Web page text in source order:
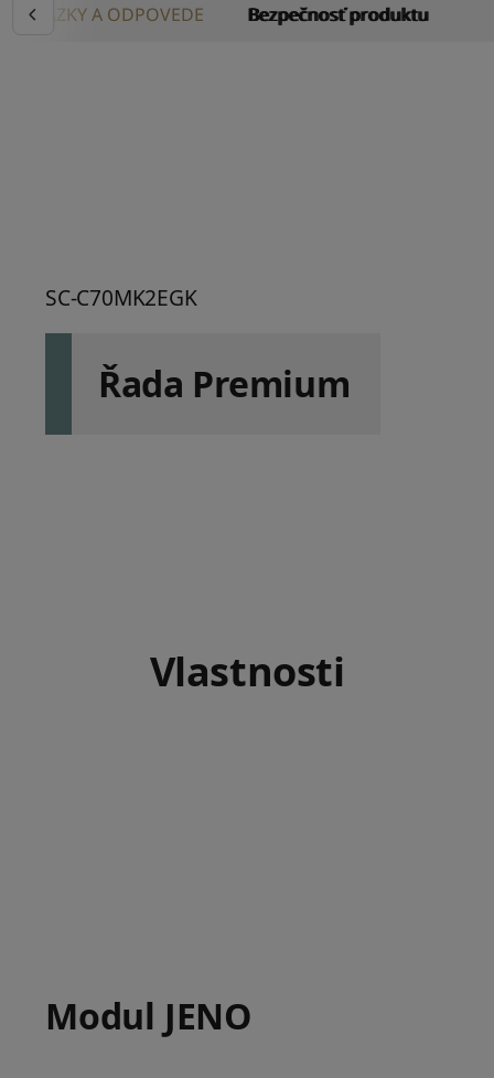
OTÁZKY A ODPOVEDE Bezpečnosť produktu
SC-C70MK2EGK
Řada Premium
Vlastnosti
Modul JENO